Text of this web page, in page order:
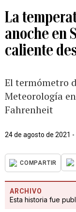
La
anoche en
caliente
El termómetro
Meteorología
Fahrenheit
24 de agosto de 2021 -
COMPARTIR
ARCHIVO
Esta historia fue